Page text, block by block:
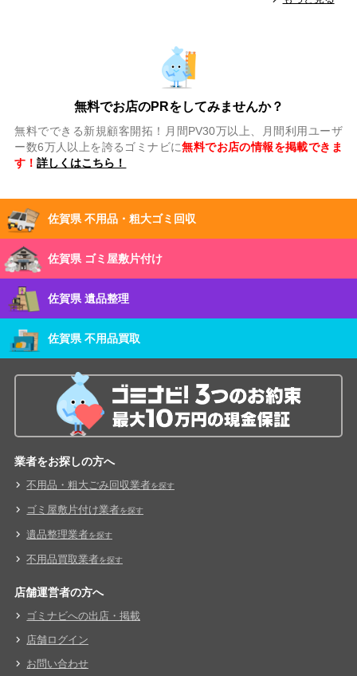
無料でお店のPRをしてみませんか？
無料でできる新規顧客開拓！月間PV30万以上、月間利用ユーザ
ー数6万人以上を誇るゴミナビに無料でお店の情報を掲載できま
す！詳しくはこちら！
佐賀県 不用品・粗大ゴミ回収
佐賀県 ゴミ屋敷片付け
佐賀県 遺品整理
佐賀県 不用品買取
業者をお探しの方へ
不用品・粗大ごみ回収業者を探す
ゴミ屋敷片付け業者を探す
遺品整理業者を探す
不用品買取業者を探す
店舗運営者の方へ
ゴミナビへの出店・掲載
店舗ログイン
お問い合わせ